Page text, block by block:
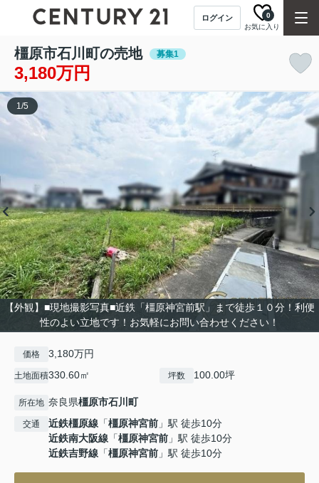
ログイン
お気に入り
0
橿原市石川町の売地 募集1
3,180万円
【外観】■現地撮影写真■近鉄「橿原神宮前駅」まで徒歩１０分！利便
性のよい立地です！お気軽にお問い合わせください！
1/5
価格 3,180万円
土地面積330.60㎡ 坪数 100.00坪
所在地 奈良県橿原市石川町
交通 近鉄橿原線 「橿原神宮前 」駅 徒歩10分
近鉄南大阪線 「橿原神宮前 」駅 徒歩10分
近鉄吉野線 「橿原神宮前 」駅 徒歩10分